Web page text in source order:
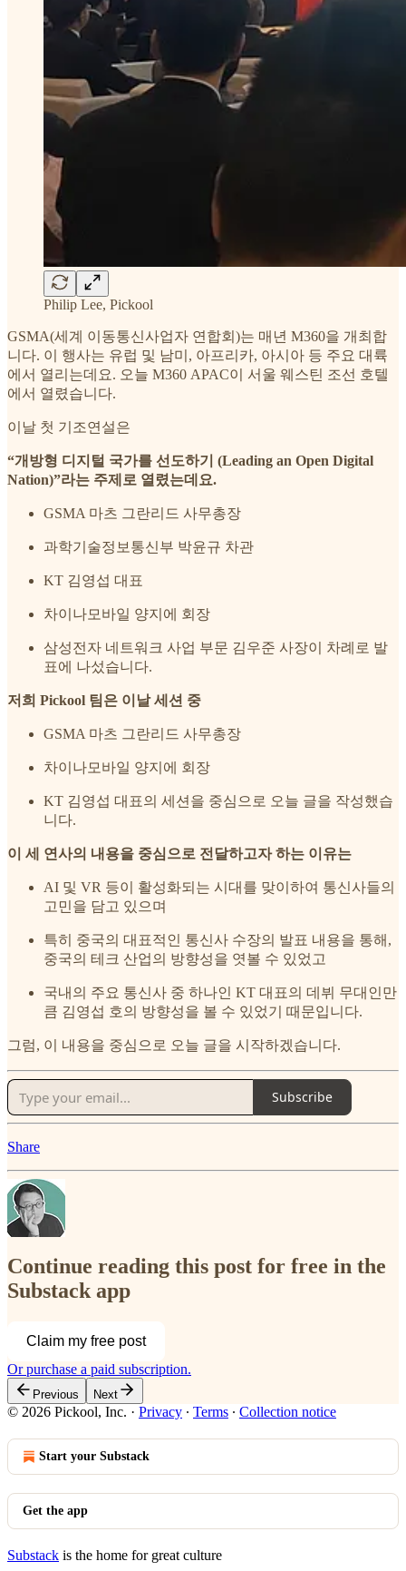
Philip Lee, Pickool
GSMA(세계 이동통신사업자 연합회)는 매년 M360을 개최합
니다. 이 행사는 유럽 및 남미, 아프리카, 아시아 등 주요 대륙
에서 열리는데요. 오늘 M360 APAC이 서울 웨스틴 조선 호텔
에서 열렸습니다.
이날 첫 기조연설은
“개방형 디지털 국가를 선도하기 (Leading an Open Digital
Nation)”라는 주제로 열렸는데요.
GSMA 마츠 그란리드 사무총장
과학기술정보통신부 박윤규 차관
KT 김영섭 대표
차이나모바일 양지에 회장
삼성전자 네트워크 사업 부문 김우준 사장이 차례로 발
표에 나섰습니다.
저희 Pickool 팀은 이날 세션 중
GSMA 마츠 그란리드 사무총장
차이나모바일 양지에 회장
KT 김영섭 대표의 세션을 중심으로 오늘 글을 작성했습
니다.
이 세 연사의 내용을 중심으로 전달하고자 하는 이유는
AI 및 VR 등이 활성화되는 시대를 맞이하여 통신사들의
고민을 담고 있으며
특히 중국의 대표적인 통신사 수장의 발표 내용을 통해,
중국의 테크 산업의 방향성을 엿볼 수 있었고
국내의 주요 통신사 중 하나인 KT 대표의 데뷔 무대인만
큼 김영섭 호의 방향성을 볼 수 있었기 때문입니다.
그럼, 이 내용을 중심으로 오늘 글을 시작하겠습니다.
Subscribe
Share
Continue reading this post for free in the
Substack app
Claim my free post
Or purchase a paid subscription.
Previous Next
© 2026 Pickool, Inc. · Privacy ∙ Terms ∙ Collection notice
Start your Substack
Get the app
Substack is the home for great culture